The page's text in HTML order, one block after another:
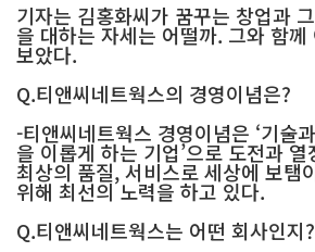
기자는 김홍화씨가 꿈꾸는 창업과
을 대하는 자세는 어떨까. 그와 함께
보았다.
Q.티앤씨네트웍스의 경영이념은?
-티앤씨네트웍스 경영이념은 ‘기술
을 이롭게 하는 기업’으로 도전과
최상의 품질, 서비스로 세상에 보탬
위해 최선의 노력을 하고 있다.
Q.티앤씨네트웍스는 어떤 회사인지?